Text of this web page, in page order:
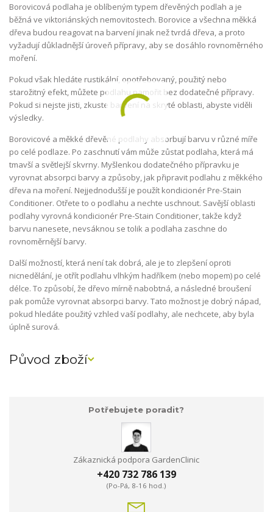
Borovicová podlaha je oblíbeným typem dřevěných podlah a je
běžná ve viktoriánských nemovitostech. Borovice a všechna měkká
dřeva budou reagovat na barvení jinak než tvrdá dřeva, a proto
vyžadují důkladnější úroveň přípravy, aby se dosáhlo rovnoměrného
moření.
Pokud však hledáte rustikální, opotřebovaný, použitý nebo
starožitný efekt, můžete podlahu namořit bez dodatečné přípravy.
Pokud si nejste jisti, zkuste barvení na skryté oblasti, abyste viděli
výsledky.
Borovicové a měkké dřevěné podlahy absorbují barvu v různé míře
po celé podlaze. Po zaschnutí vám může zůstat podlaha, která má
tmavší a světlejší skvrny. Myšlenkou dodatečného přípravku je
vyrovnat absorpci barvy a způsoby, jak připravit podlahu z měkkého
dřeva na moření. Nejjednodušší je použít kondicionér Pre-Stain
Conditioner. Otřete to o podlahu a nechte uschnout. Savější oblasti
podlahy vyrovná kondicionér Pre-Stain Conditioner, takže když
barvu nanesete, nevsáknou se tolik a podlaha zaschne do
rovnoměrnější barvy.
Další možností, která není tak dobrá, ale je to zlepšení oproti
nicnedělání, je otřít podlahu vlhkým hadříkem (nebo mopem) po celé
délce. To způsobí, že dřevo mírně nabobtná, a následné broušení
pak pomůže vyrovnat absorpci barvy. Tato možnost je dobrý nápad,
pokud hledáte použitý vzhled vaší podlahy, ale nechcete, aby byla
úplně surová.
Původ zboží
Potřebujete poradit?
Zákaznická podpora GardenClinic
+420 732 786 139
(Po-Pá, 8-16 hod.)